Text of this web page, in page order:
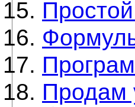
Продам